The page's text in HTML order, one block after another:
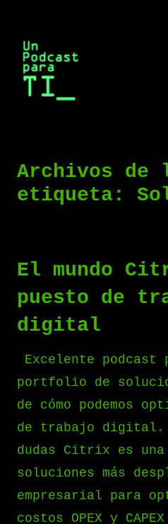
contenido
Archivos de
etiqueta:
El mundo
puesto de
digital
Excelente podcast
portfolio de
de cómo podemos
de trabajo digital.
dudas Citrix es
soluciones más
empresarial para
costos OPEX y